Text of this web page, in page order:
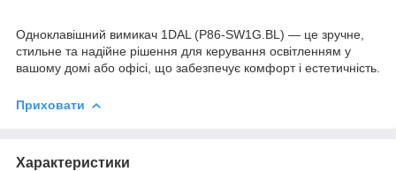
Одноклавішний вимикач 1DAL (P86-SW1G.BL) — це зручне,
стильне та надійне рішення для керування освітленням у
вашому домі або офісі, що забезпечує комфорт і естетичність.
Приховати
Характеристики